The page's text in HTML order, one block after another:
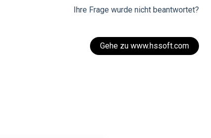
Ihre Frage wurde nicht beantwortet?
Gehe zu www.hssoft.com